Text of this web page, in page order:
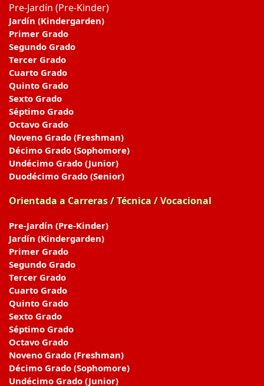
Pre-Jardín (Pre-Kinder)
Jardín (Kindergarden)
Primer Grado
Segundo Grado
Tercer Grado
Cuarto Grado
Quinto Grado
Sexto Grado
Séptimo Grado
Octavo Grado
Noveno Grado (Freshman)
Décimo Grado (Sophomore)
Undécimo Grado (Junior)
Duodécimo Grado (Senior)
Orientada a Carreras / Técnica / Vocacional
Pre-Jardín (Pre-Kinder)
Jardín (Kindergarden)
Primer Grado
Segundo Grado
Tercer Grado
Cuarto Grado
Quinto Grado
Sexto Grado
Séptimo Grado
Octavo Grado
Noveno Grado (Freshman)
Décimo Grado (Sophomore)
Undécimo Grado (Junior)